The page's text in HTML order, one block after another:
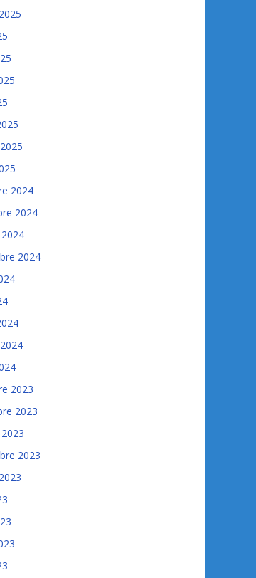
2024
2024
2024
2023
2023
2023